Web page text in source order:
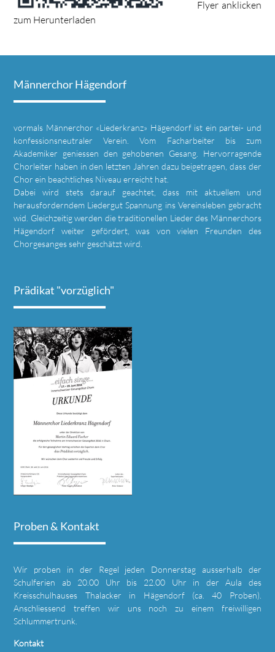
Flyer anklicken
zum Herunterladen
Männerchor Hägendorf
vormals Männerchor «Liederkranz» Hägendorf ist ein partei- und
konfessionsneutraler Verein. Vom Facharbeiter bis zum
Akademiker geniessen den gehobenen Gesang. Hervorragende
Chorleiter haben in den letzten Jahren dazu beigetragen, dass der
Chor ein beachtliches Niveau erreicht hat.
Dabei wird stets darauf geachtet, dass mit aktuellem und
herausforderndem Liedergut Spannung ins Vereinsleben gebracht
wid. Gleichzeitig werden die traditionellen Lieder des Männerchors
Hägendorf weiter gefördert, was von vielen Freunden des
Chorgesanges sehr geschätzt wird.
Prädikat "vorzüglich"
Proben & Kontakt
Wir proben in der Regel jeden Donnerstag ausserhalb der
Schulferien ab 20.00 Uhr bis 22.00 Uhr in der Aula des
Kreisschulhauses Thalacker in Hägendorf (ca. 40 Proben).
Anschliessend treffen wir uns noch zu einem freiwilligen
Schlummertrunk.
Kontakt